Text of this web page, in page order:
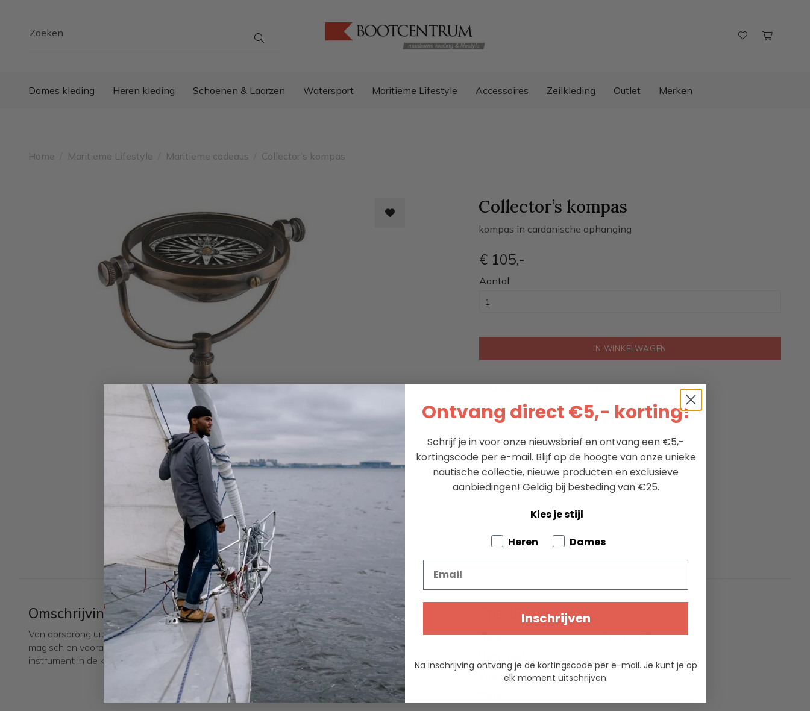
Zoeken
Dames kleding Heren kleding Schoenen & Laarzen Watersport Maritieme Lifestyle Accessoires Zeilkleding Outlet Merken
Home Maritieme Lifestyle Maritieme cadeaus Collector’s kompas
Collector’s kompas
kompas in cardanische ophanging
€ 105,-
Aantal
IN WINKELWAGEN
Leveren binnen 2 werkdagen
Unieke collectie maritieme kleding
Al 60+ jaar passie voor maritieme levensstijl
Omschrijving
Van oorsprong uit het oude China. Het instrument werd door velen beschouwd als
magisch en vooral gebruikt voor Feng Shui doeleinden. Het westen introduceerde het
instrument in de kustnavigatie. Het was nu niet meer nodig te stranden met het schip.
Specificaties
Merk
Authentic Models
Voorraad
2
Ontvang direct €5,- korting!
Schrijf je in voor onze nieuwsbrief en ontvang een €5,-
kortingscode per e-mail. Blijf op de hoogte van onze unieke
nautische collectie, nieuwe producten en exclusieve
aanbiedingen! Geldig bij besteding van €25.
Kies je stijl
Tell us about your pets
Heren
Dames
Inschrijven
Na inschrijving ontvang je de kortingscode per e-mail. Je kunt je op
elk moment uitschrijven.